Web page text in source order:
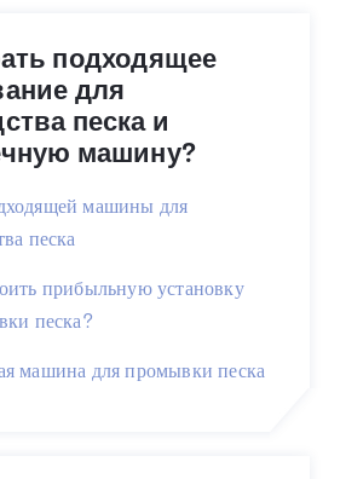
подходящее
для
песка и
машину?
машины для
песка
прибыльную установку
песка?
машина для промывки песка